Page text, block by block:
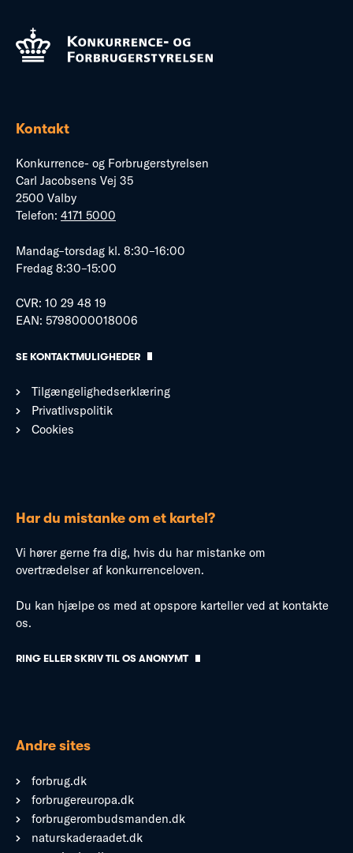
Kontakt
Konkurrence- og Forbrugerstyrelsen
Carl Jacobsens Vej 35
2500 Valby
Telefon: 4171 5000
Mandag–torsdag kl. 8:30–16:00
Fredag 8:30–15:00
CVR: 10 29 48 19
EAN: 5798000018006
SE KONTAKTMULIGHEDER
Tilgængelighedserklæring
Privatlivspolitik
Cookies
Har du mistanke om et kartel?
Vi hører gerne fra dig, hvis du har mistanke om
overtrædelser af konkurrenceloven.
Du kan hjælpe os med at opspore karteller ved at kontakte
os.
RING ELLER SKRIV TIL OS ANONYMT
Andre sites
forbrug.dk
forbrugereuropa.dk
forbrugerombudsmanden.dk
naturskaderaadet.dk